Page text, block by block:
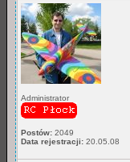
Administrator
Postów: 2049
Data rejestracji: 20.05.08